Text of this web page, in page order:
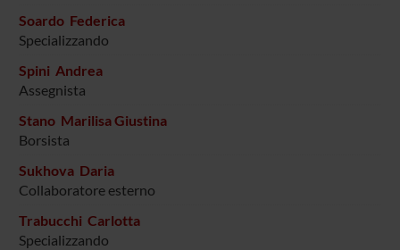
Soardo Federica
Specializzando
Spini Andrea
Assegnista
Stano Marilisa Giustina
Borsista
Sukhova Daria
Collaboratore esterno
Trabucchi Carlotta
Specializzando